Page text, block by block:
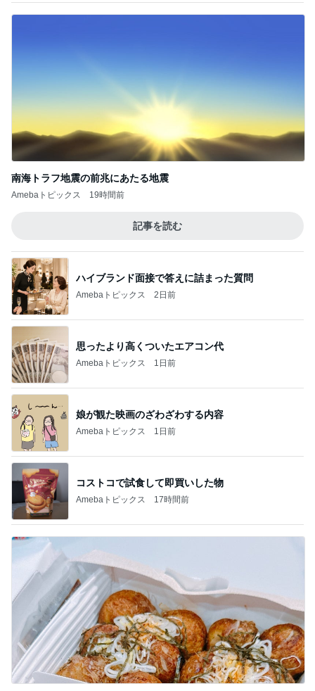
南海トラフ地震の前兆にあたる地震
Amebaトピックス 19時間前
記事を読む
ハイブランド面接で答えに詰まった質問
Amebaトピックス 2日前
思ったより高くついたエアコン代
Amebaトピックス 1日前
娘が観た映画のざわざわする内容
Amebaトピックス 1日前
コストコで試食して即買いした物
Amebaトピックス 17時間前